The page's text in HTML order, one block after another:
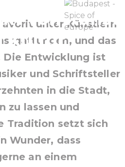
von Kunst
Kultur
unter Künstlern
und das
Die Entwicklung ist
und Schriftsteller
in die Stadt,
zu lassen und
Tradition setzt sich
Wunder, dass
an einem